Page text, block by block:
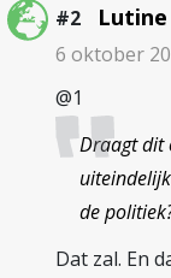
#2 Lutine
6 oktober
@1
Draagt dit
de
Dat zal. En